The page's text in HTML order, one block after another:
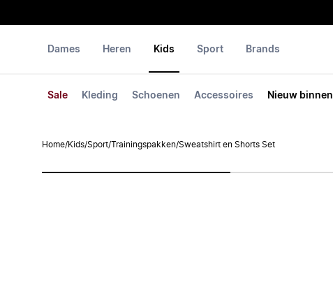
Dames Heren Kids
Sale Kleding Schoenen Accessoires Nieuw binnen
Sport Brands
Home/Kids/Sport/Trainingspakken/Sweatshirt en Shorts Set